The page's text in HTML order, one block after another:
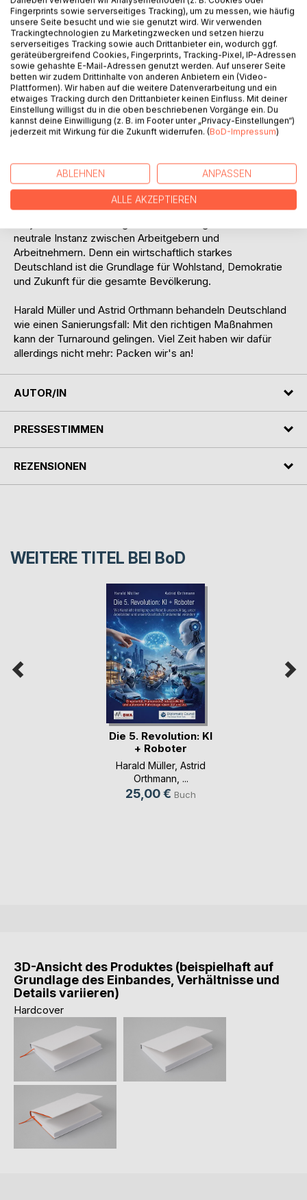
bei der Kritik. Vielmehr zeigen sie Wege auf, wie sich
Deutschland dem Niedergang entgegenstemmen und neue
Kraft schöpfen kann. Auf 240 Seiten breiten sie einen
wirtschaftspolitischen Plan für den dringend notwendigen
Strukturwandel auf. Dabei spielt nicht nur die Politik eine
maßgebliche Rolle, sondern es wird auch Punkt für Punkt
aufgezeigt, welche Maßnahmen auf Seite der
Unternehmen geboten sind, um eine Trendwende
einzuleiten.
und Astrid Orthmann sind die Köpfe der Bonner
Wirtschafts-Akademie (BWA), die seit über 25 Jahren
Unternehmen beinahe jeder Firmengröße und
Gewerkschaften über fast alle Branchen hinweg bei
neutrale Instanz zwischen Arbeitgebern und
Arbeitnehmern. Denn ein wirtschaftlich starkes
Deutschland ist die Grundlage für Wohlstand, Demokratie
und Zukunft für die gesamte Bevölkerung.
Harald Müller und Astrid Orthmann behandeln Deutschland
wie einen Sanierungsfall: Mit den richtigen Maßnahmen
kann der Turnaround gelingen. Viel Zeit haben wir dafür
allerdings nicht mehr: Packen wir's an!
AUTOR/IN
PRESSESTIMMEN
REZENSIONEN
WEITERE TITEL BEI BoD
Die 5. Revolution: KI
+ Roboter
Harald Müller, Astrid
Orthmann , ...
25,00 € Buch
3D-Ansicht des Produktes (beispielhaft auf
Grundlage des Einbandes, Verhältnisse und
Details variieren)
Hardcover
Fingerprints sowie serverseitiges Tracking), um zu messen, wie häufig
unsere Seite besucht und wie sie genutzt wird. Wir verwenden
Trackingtechnologien zu Marketingzwecken und setzen hierzu
serverseitiges Tracking sowie auch Drittanbieter ein, wodurch ggf.
geräteübergreifend Cookies, Fingerprints, Tracking-Pixel, IP-Adressen
sowie gehashte E-Mail-Adressen genutzt werden. Auf unserer Seite
betten wir zudem Drittinhalte von anderen Anbietern ein (Video-
Plattformen). Wir haben auf die weitere Datenverarbeitung und ein
etwaiges Tracking durch den Drittanbieter keinen Einfluss. Mit deiner
Einstellung willigst du in die oben beschriebenen Vorgänge ein. Du
kannst deine Einwilligung (z. B. im Footer unter „Privacy-Einstellungen“)
jederzeit mit Wirkung für die Zukunft widerrufen. (BoD-Impressum)
ABLEHNEN ANPASSEN
ALLE AKZEPTIEREN